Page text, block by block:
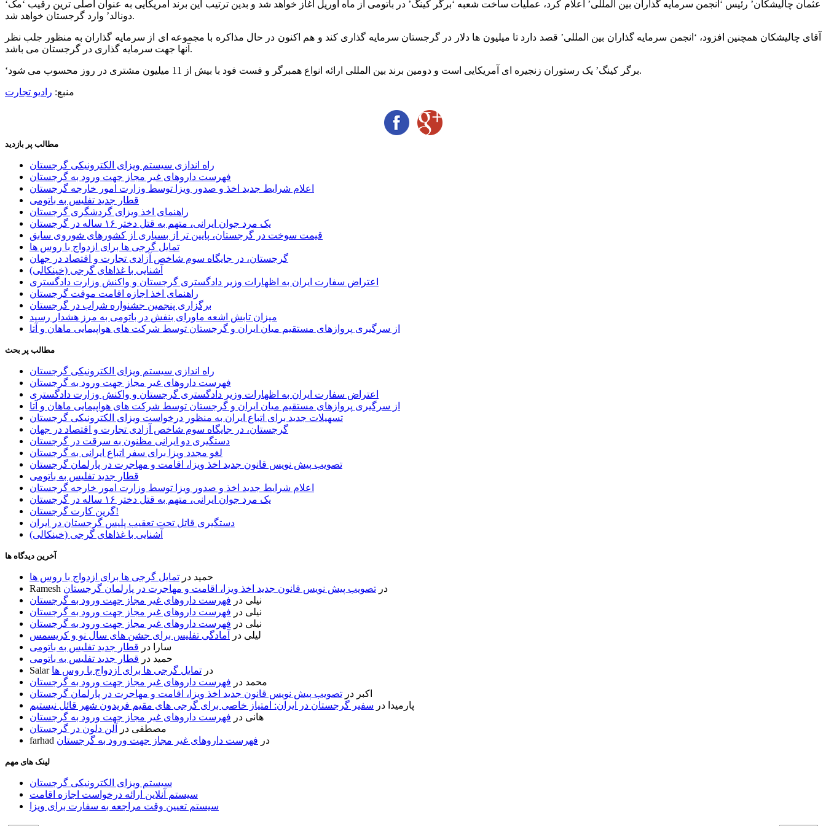
‘عثمان چالیشکان’ رئیس ‘انجمن سرمایه گذاران بین المللی’ اعلام کرد، عملیات ساخت شعبه ‘برگر کینگ’ در باتومی از ماه آوریل آغاز خواهد شد و بدین ترتیب این برند آمریکایی به عنوان اصلی ترین رقیب ‘مک
دونالد’ وارد گرجستان خواهد شد.
آقای چالیشکان همچنین افزود، ‘انجمن سرمایه گذاران بین المللی’ قصد دارد تا میلیون ها دلار در گرجستان سرمایه گذاری کند و هم اکنون در حال مذاکره با مجموعه ای از سرمایه گذاران به منظور جلب نظر
آنها جهت سرمایه گذاری در گرجستان می باشد.
‘برگر کینگ’ یک رستوران زنجیره ای آمریکایی است و دومین برند بین المللی ارائه انواع همبرگر و فست فود با بیش از 11 میلیون مشتری در روز محسوب می شود.
منبع: رادیو تجارت
مطالب پر بازدید
راه اندازی سیستم ویزای الکترونیکی گرجستان
فهرست داروهای غیر مجاز جهت ورود به گرجستان
اعلام شرایط جدید اخذ و صدور ویزا توسط وزارت امور خارجه گرجستان
قطار جدید تفلیس به باتومی
راهنمای اخذ ویزای گردشگری گرجستان
یک مرد جوان ایرانی، متهم به قتل دختر ۱۶ ساله در گرجستان
قیمت سوخت در گرجستان، پایین تر از بسیاری از کشورهای شوروی سابق
تمایل گرجی ها برای ازدواج با روس ها
گرجستان، در جایگاه سوم شاخص آزادی تجارت و اقتصاد در جهان
آشنایی با غذاهای گرجی (خینکالی)
اعتراض سفارت ایران به اظهارات وزیر دادگستری گرجستان و واکنش وزارت دادگستری
راهنمای اخذ اجازه اقامت موقت گرجستان
برگزاری پنجمین جشنواره شراب در گرجستان
میزان تابش اشعه ماورای بنفش در باتومی به مرز هشدار رسید
از سرگیری پروازهای مستقیم میان ایران و گرجستان توسط شرکت های هواپیمایی ماهان و آتا
مطالب پر بحث
راه اندازی سیستم ویزای الکترونیکی گرجستان
فهرست داروهای غیر مجاز جهت ورود به گرجستان
اعتراض سفارت ایران به اظهارات وزیر دادگستری گرجستان و واکنش وزارت دادگستری
از سرگیری پروازهای مستقیم میان ایران و گرجستان توسط شرکت های هواپیمایی ماهان و آتا
تسهیلات جدید برای اتباع ایران به منظور درخواست ویزای الکترونیکی گرجستان
گرجستان، در جایگاه سوم شاخص آزادی تجارت و اقتصاد در جهان
دستگیری دو ایرانی مظنون به سرقت در گرجستان
لغو مجدد ویزا برای سفر اتباع ایرانی به گرجستان
تصویب پیش نویس قانون جدید اخذ ویزا، اقامت و مهاجرت در پارلمان گرجستان
قطار جدید تفلیس به باتومی
اعلام شرایط جدید اخذ و صدور ویزا توسط وزارت امور خارجه گرجستان
یک مرد جوان ایرانی، متهم به قتل دختر ۱۶ ساله در گرجستان
گرین کارت گرجستان!
دستگیری قاتل تحت تعقیب پلیس گرجستان در ایران
آشنایی با غذاهای گرجی (خینکالی)
آخرین دیدگاه ها
حمید در تمایل گرجی ها برای ازدواج با روس ها
Ramesh
در تصویب پیش نویس قانون جدید اخذ ویزا، اقامت و مهاجرت در پارلمان گرجستان
نیلی در فهرست داروهای غیر مجاز جهت ورود به گرجستان
نیلی در فهرست داروهای غیر مجاز جهت ورود به گرجستان
نیلی در فهرست داروهای غیر مجاز جهت ورود به گرجستان
لیلی در
آمادگی تفلیس برای جشن های سال نو و کریسمس
سارا
در قطار جدید تفلیس به باتومی
حمید در قطار جدید تفلیس به باتومی
Salar
در تمایل گرجی ها برای ازدواج با روس ها
محمد در فهرست داروهای غیر مجاز جهت ورود به گرجستان
اکبر در تصویب پیش نویس قانون جدید اخذ ویزا، اقامت و مهاجرت در پارلمان گرجستان
پارمیدا در سفیر گرجستان در ایران: امتیاز خاصی برای گرجی های مقیم فریدون شهر قائل نیستیم
هانی در فهرست داروهای غیر مجاز جهت ورود به گرجستان
مصطفی در
آلن دلون در گرجستان
farhad
در فهرست داروهای غیر مجاز جهت ورود به گرجستان
لینک های مهم
سیستم ویزای الکترونیکی گرجستان
سیستم آنلاین ارائه درخواست اجازه اقامت
سیستم تعیین وقت مراجعه به سفارت برای ویزا